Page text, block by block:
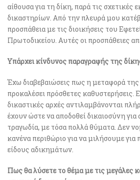
αίθουσα για τη δίκη, παρά τις σχετικές
δικαστηρίων. Από την πλευρά μου
προσπάθεια με τις διοικήσεις του
Πρωτοδικείου. Αυτές οι προσπάθειες
Υπάρχει κίνδυνος παραγραφής της
Έχω διαβεβαιώσεις πως η μεταφορά της
προκαλέσει πρόσθετες καθυστερήσεις.
δικαστικές αρχές αντιλαμβάνονται
έχουν ώστε να αποδοθεί δικαιοσύνη
τραγωδία, με τόσα πολλά θύματα. Δεν
κανένα περιθώριο για να μιλήσουμε για
είδους αδικημάτων.
Πως θα λύσετε το θέμα με τις μεγάλες